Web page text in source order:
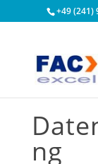
+49 (241)
ng